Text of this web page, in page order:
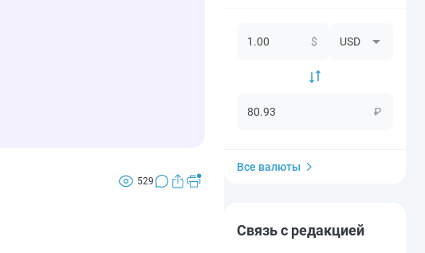
529
$
₽
Все валюты
Связь с редакцией